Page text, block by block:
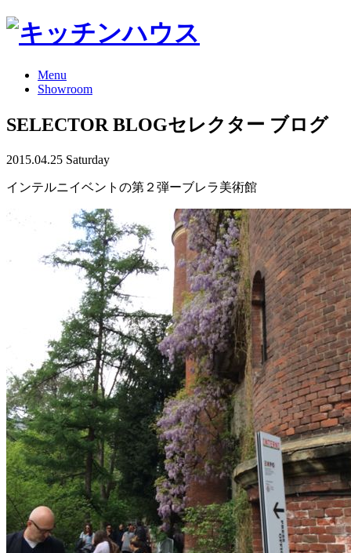
Menu
Showroom
SELECTOR BLOGセレクター ブログ
2015.04.25 Saturday
インテルニイベントの第２弾ーブレラ美術館